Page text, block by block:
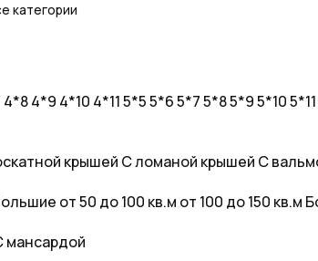
категории
4*84*9 4*10 4*115*55*65*75*85*95*105*11
крышей С ломаной крышей С
от 50 до 100 кв.м от 100 до 150 кв.м
мансардой